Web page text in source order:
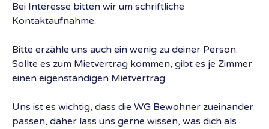
Bei Interesse bitten wir um schriftliche
Kontaktaufnahme.
Bitte erzähle uns auch ein wenig zu deiner Person.
Sollte es zum Mietvertrag kommen, gibt es je Zimmer
einen eigenständigen Mietvertrag.
Uns ist es wichtig, dass die WG Bewohner zueinander
passen, daher lass uns gerne wissen, was dich als